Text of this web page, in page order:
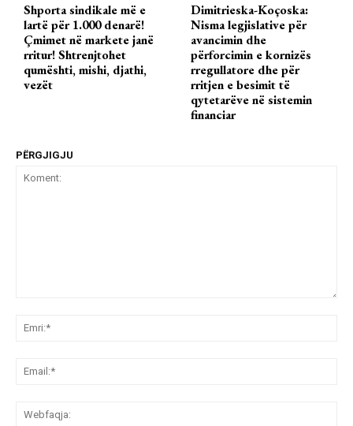
Shporta sindikale më e
lartë për 1.000 denarë!
Çmimet në markete janë
rritur! Shtrenjtohet
qumështi, mishi, djathi,
vezët
Dimitrieska-Koçoska:
Nisma legjislative për
avancimin dhe
përforcimin e kornizës
rregullatore dhe për
rritjen e besimit të
qytetarëve në sistemin
financiar
PËRGJIGJU